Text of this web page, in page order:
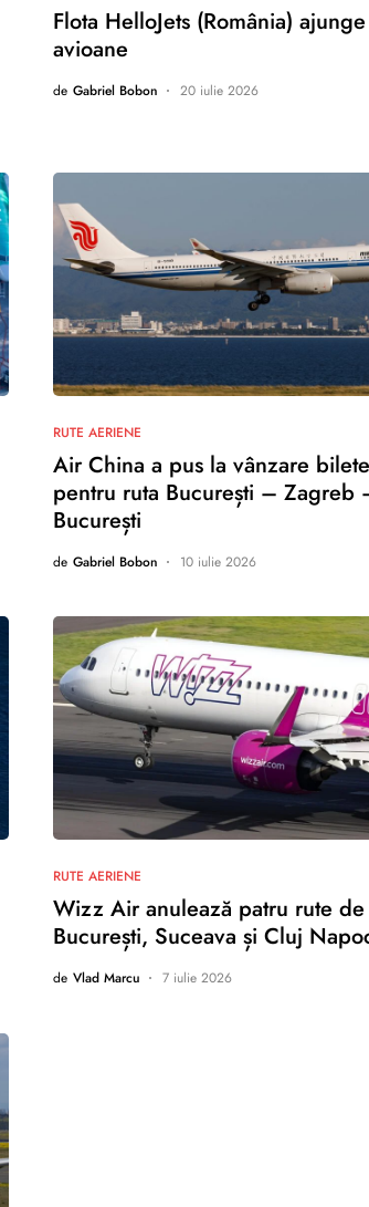
Flota HelloJets (România)
avioane
de Gabriel Bobon 20 iulie 2026
nu există comentarii
RUTE AERIENE
Air China a pus la vânzare
pentru ruta București – Zagreb
București
de Gabriel Bobon 10 iulie 2026
nu există comentarii
RUTE AERIENE
Wizz Air anulează patru rute
București, Suceava și Cluj
de Vlad Marcu 7 iulie 2026